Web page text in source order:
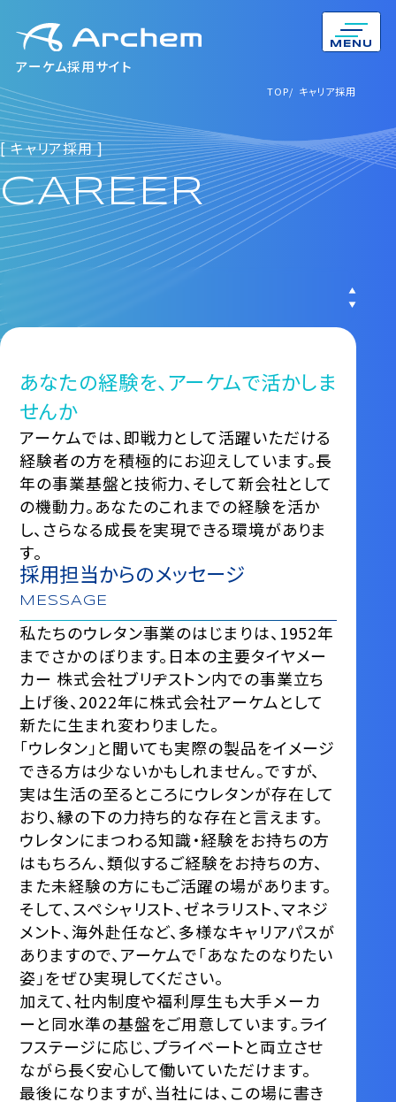
アーケム採用サイト
MENU
TOP キャリア採用
TOP キャリア採用
[ キャリア採用 ]
CAREER
あなたの経験を、アーケムで活かしま
せんか
アーケムでは、即戦⼒として活躍いただける
経験者の⽅を積極的にお迎えしています。長
年の事業基盤と技術⼒、そして新会社として
の機動力。あなたのこれまでの経験を活か
し、さらなる成長を実現できる環境がありま
す。
採用担当からのメッセージ
MESSAGE
私たちのウレタン事業のはじまりは、1952年
までさかのぼります。日本の主要タイヤメー
カー 株式会社ブリヂストン内での事業立ち
上げ後、2022年に株式会社アーケムとして
新たに生まれ変わりました。
「ウレタン」と聞いても実際の製品をイメージ
できる方は少ないかもしれません。ですが、
実は生活の至るところにウレタンが存在して
おり、縁の下の力持ち的な存在と言えます。
ウレタンにまつわる知識・経験をお持ちの方
はもちろん、類似するご経験をお持ちの方、
また未経験の方にもご活躍の場があります。
そして、スペシャリスト、ゼネラリスト、マネジ
メント、海外赴任など、多様なキャリアパスが
ありますので、アーケムで「あなたのなりたい
姿」をぜひ実現してください。
加えて、社内制度や福利厚生も大手メーカ
ーと同水準の基盤をご用意しています。ライ
フステージに応じ、プライベートと両立させ
ながら長く安心して働いていただけます。
最後になりますが、当社には、この場に書き